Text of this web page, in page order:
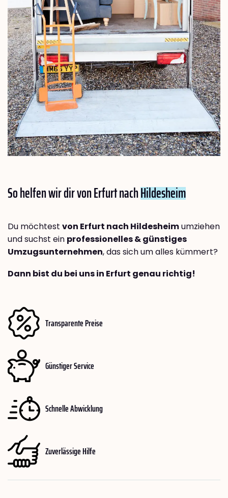
So helfen wir dir von Erfurt nachHildesheim
Du möchtest von Erfurt nach Hildesheimumziehen
und suchst ein professionelles & günstiges
Umzugsunternehmen, das sich um alles kümmert?
Dann bist du bei uns in Erfurt genau richtig!
Transparente Preise
Günstiger Service
Schnelle Abwicklung
Zuverlässige Hilfe